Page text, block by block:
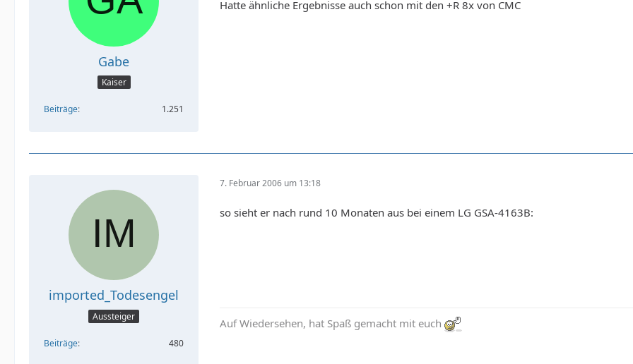
Gabe
Kaiser
Beiträge 1.251
Hatte ähnliche Ergebnisse auch schon mit den +R 8x von CMC
imported_Todesengel
Aussteiger
Beiträge 480
7. Februar 2006 um 13:18
so sieht er nach rund 10 Monaten aus bei einem LG GSA-4163B:
Auf Wiedersehen, hat Spaß gemacht mit euch